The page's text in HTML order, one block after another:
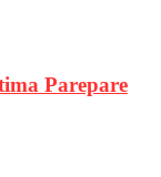
Parepare